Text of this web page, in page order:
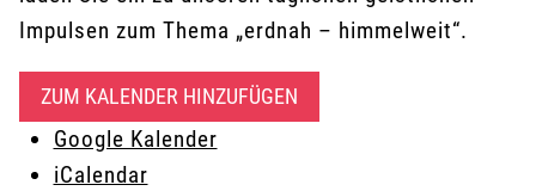
Impulsen zum Thema „erdnah – himmelweit“.
ZUM KALENDER HINZUFÜGEN
Google Kalender
iCalendar